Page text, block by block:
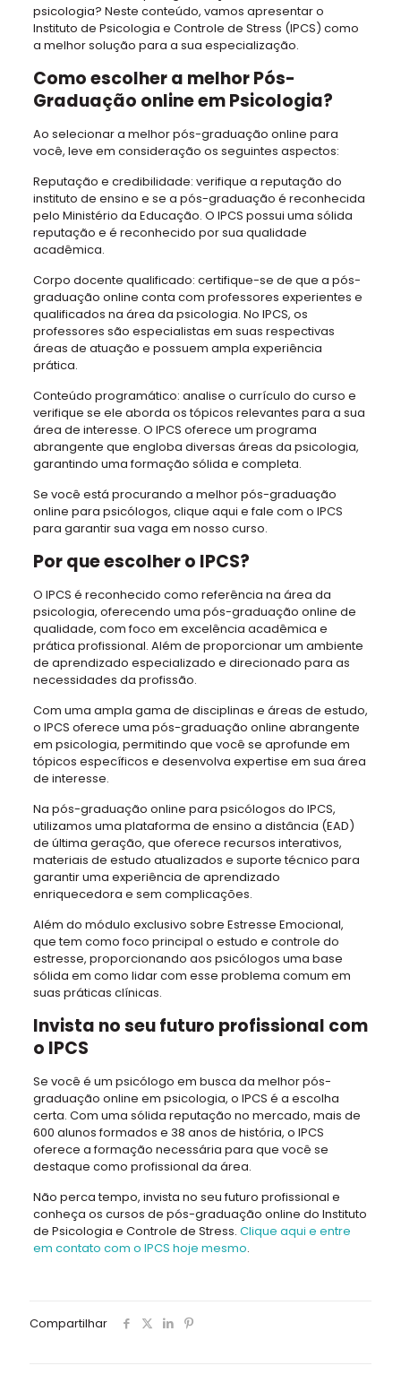
psicologia? Neste conteúdo, vamos apresentar o
Instituto de Psicologia e Controle de Stress (IPCS) como
a melhor solução para a sua especialização.
Como escolher a melhor Pós-
Graduação online em Psicologia?
Ao selecionar a melhor pós-graduação online para
você, leve em consideração os seguintes aspectos:
Reputação e credibilidade: verifique a reputação do
instituto de ensino e se a pós-graduação é reconhecida
pelo Ministério da Educação. O IPCS possui uma sólida
reputação e é reconhecido por sua qualidade
acadêmica.
Corpo docente qualificado: certifique-se de que a pós-
graduação online conta com professores experientes e
qualificados na área da psicologia. No IPCS, os
professores são especialistas em suas respectivas
áreas de atuação e possuem ampla experiência
prática.
Conteúdo programático: analise o currículo do curso e
verifique se ele aborda os tópicos relevantes para a sua
área de interesse. O IPCS oferece um programa
abrangente que engloba diversas áreas da psicologia,
garantindo uma formação sólida e completa.
Se você está procurando a melhor pós-graduação
online para psicólogos, clique aqui e fale com o IPCS
para garantir sua vaga em nosso curso.
Por que escolher o IPCS?
O IPCS é reconhecido como referência na área da
psicologia, oferecendo uma pós-graduação online de
qualidade, com foco em excelência acadêmica e
prática profissional. Além de proporcionar um ambiente
de aprendizado especializado e direcionado para as
necessidades da profissão.
Com uma ampla gama de disciplinas e áreas de estudo,
o IPCS oferece uma pós-graduação online abrangente
em psicologia, permitindo que você se aprofunde em
tópicos específicos e desenvolva expertise em sua área
de interesse.
Na pós-graduação online para psicólogos do IPCS,
utilizamos uma plataforma de ensino a distância (EAD)
de última geração, que oferece recursos interativos,
materiais de estudo atualizados e suporte técnico para
garantir uma experiência de aprendizado
enriquecedora e sem complicações.
Além do módulo exclusivo sobre Estresse Emocional,
que tem como foco principal o estudo e controle do
estresse, proporcionando aos psicólogos uma base
sólida em como lidar com esse problema comum em
suas práticas clínicas.
Invista no seu futuro profissional com
o IPCS
Se você é um psicólogo em busca da melhor pós-
graduação online em psicologia, o IPCS é a escolha
certa. Com uma sólida reputação no mercado, mais de
600 alunos formados e 38 anos de história, o IPCS
oferece a formação necessária para que você se
destaque como profissional da área.
Não perca tempo, invista no seu futuro profissional e
conheça os cursos de pós-graduação online do Instituto
de Psicologia e Controle de Stress. Clique aqui e entre
em contato com o IPCS hoje mesmo.
Compartilhar